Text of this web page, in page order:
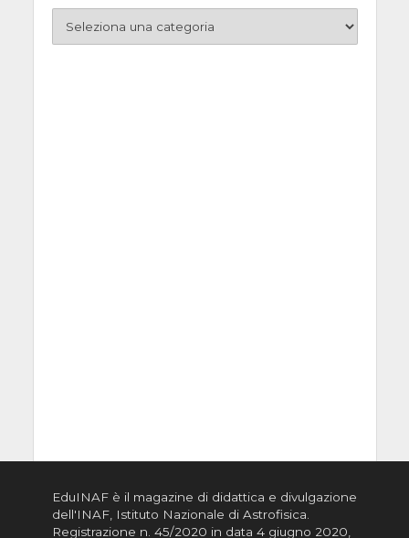
EduINAF è il magazine di didattica e divulgazione
dell'INAF, Istituto Nazionale di Astrofisica
Registrazione n. 45/2020 in data 4 giugno 2020,